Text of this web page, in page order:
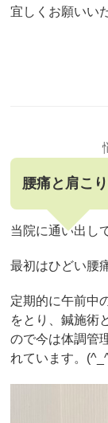
宜しくお願いい
腰痛と肩こ
当院に通い出し
最初はひどい腰
定期的に午前中
をとり、鍼施術
ので今は体調管
れています。